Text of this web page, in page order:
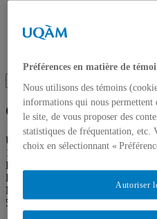
Salle de presse
Recherche
for:
Galerie de l’UQAM
Université du Québec à Montréal
1400 rue Berri
Pavillon Judith-Jasmin
Local J-R120
Montréal (QC) Canada
514 987-6150
Préférences en matière de
Nous utilisons des témoins
informations qui nous permettent
le site, de vous proposer des
statistiques de fréquentation, etc.
choix en sélectionnant «
Autoriser